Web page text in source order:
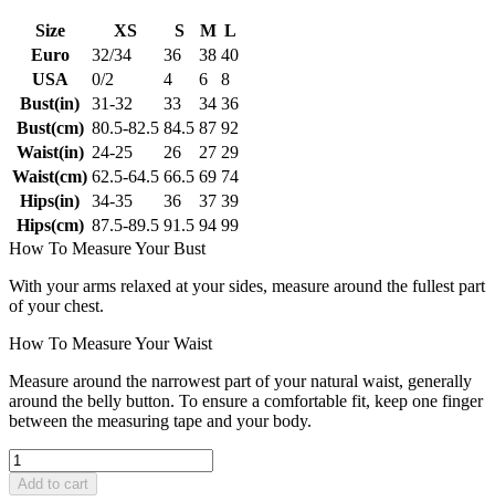
Size XS S M L
Euro
32/34 36 38 40
USA
0/2 4 6
8
Bust(in)
31-32 33 34 36
Bust(cm) 80.5-82.5 84.5 87 92
Waist(in) 24-25 26 27 29
Waist(cm) 62.5-64.5 66.5 69 74
Hips(in)
34-35 36 37 39
Hips(cm) 87.5-89.5 91.5 94 99
How To Measure Your Bust
With your arms relaxed at your sides, measure around the fullest part
of your chest.
How To Measure Your Waist
Measure around the narrowest part of your natural waist, generally
around the belly button. To ensure a comfortable fit, keep one finger
between the measuring tape and your body.
Add to cart